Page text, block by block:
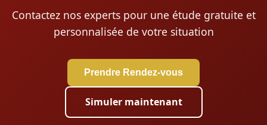
Contactez nos experts pour une étude gratuite et
personnalisée de votre situation
Prendre Rendez-vous
Simuler maintenant